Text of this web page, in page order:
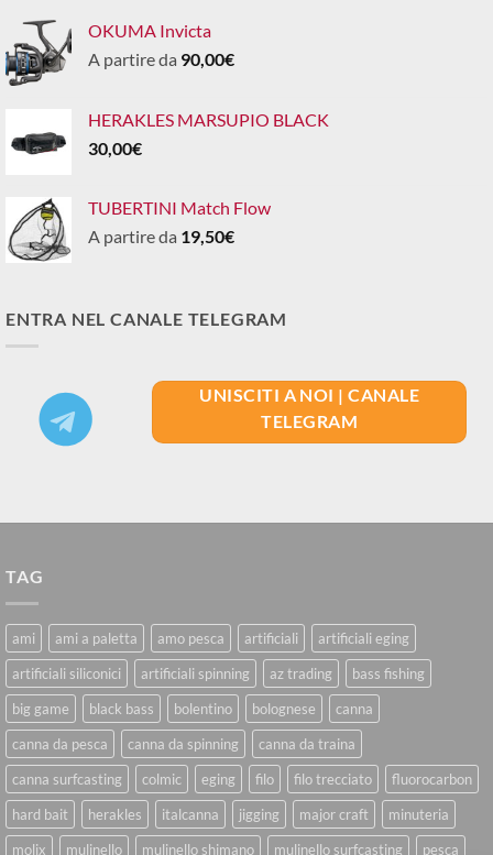
OKUMA Invicta
A partire da 90,00€
HERAKLES MARSUPIO BLACK
30,00€
TUBERTINI Match Flow
A partire da 19,50€
ENTRA NEL CANALE TELEGRAM
UNISCITI A NOI | CANALE
TELEGRAM
TAG
ami ami a paletta amo pesca artificiali
artificiali eging
artificiali siliconici
artificiali spinning az trading
bass fishing
big game
black bass bolentino bolognese
canna
canna da pesca
canna da spinning
canna da traina
canna surfcasting
colmic eging filo filo trecciato
fluorocarbon
hard bait
herakles italcanna jigging major craft
minuteria
molix
mulinello mulinello shimano mulinello surfcasting pesca